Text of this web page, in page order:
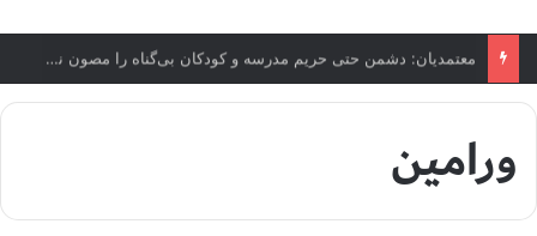
معتمدیان: دشمن حتی حریم مدرسه و کودکان بی‌گناه را مصون نمی‌گذارد
ورامین